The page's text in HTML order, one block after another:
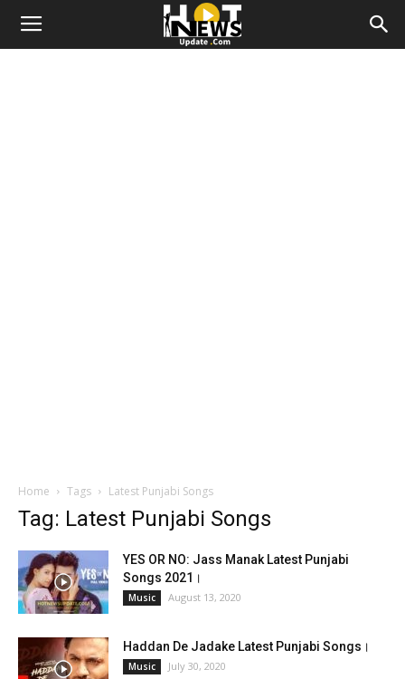
Home Tags Latest Punjabi Songs
Tag: Latest Punjabi Songs
YES OR NO: Jass Manak Latest Punjabi
Songs 2021।
Music August 13, 2020
Haddan De Jadake Latest Punjabi Songs।
Music July 30, 2020